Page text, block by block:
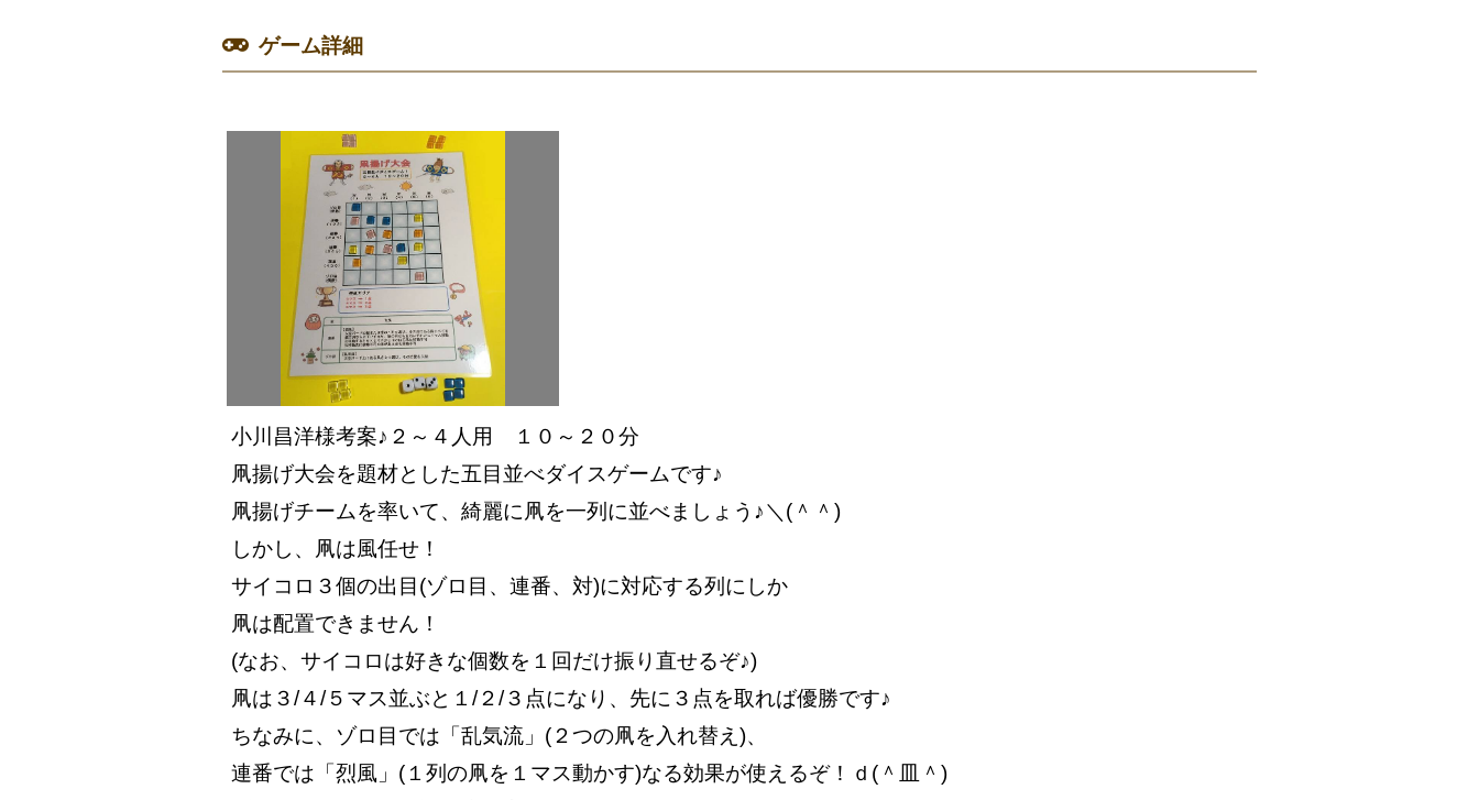
ゲーム詳細
小川昌洋様考案♪２～４人用 １０～２０分
凧揚げ大会を題材とした五目並べダイスゲームです♪
凧揚げチームを率いて、綺麗に凧を一列に並べましょう♪＼(＾＾)
しかし、凧は風任せ！
サイコロ３個の出目(ゾロ目、連番、対)に対応する列にしか
凧は配置できません！
(なお、サイコロは好きな個数を１回だけ振り直せるぞ♪)
凧は３/４/５マス並ぶと１/２/３点になり、先に３点を取れば優勝です♪
ちなみに、ゾロ目では「乱気流」(２つの凧を入れ替え)、
連番では「烈風」(１列の凧を１マス動かす)なる効果が使えるぞ！ｄ(＾皿＾)